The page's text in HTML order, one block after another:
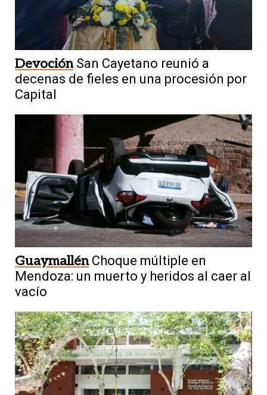
Devoción San Cayetano reunió a
decenas de fieles en una procesión por
Capital
Guaymallén Choque múltiple en
Mendoza: un muerto y heridos al caer al
vacío